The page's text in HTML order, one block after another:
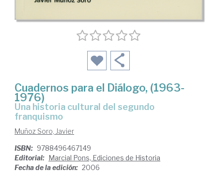
Cuadernos para el Diálogo, (1963-
1976)
una historia cultural del segundo
franquismo
Muñoz Soro, Javier
ISBN: 9788496467149
Editorial: Marcial Pons, Ediciones de Historia
Fecha de la edición: 2006